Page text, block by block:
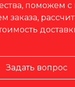
поможем
заказа,
Задать вопрос